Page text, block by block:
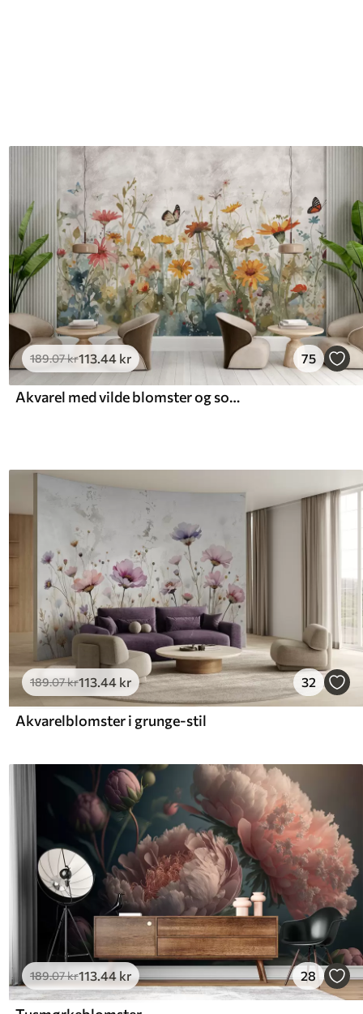
189.07kr113.44 kr 75
Akvarel med vilde blomster og sommerfugle
189.07kr113.44 kr 32
Akvarelblomster i grunge-stil
189.07kr113.44 kr 28